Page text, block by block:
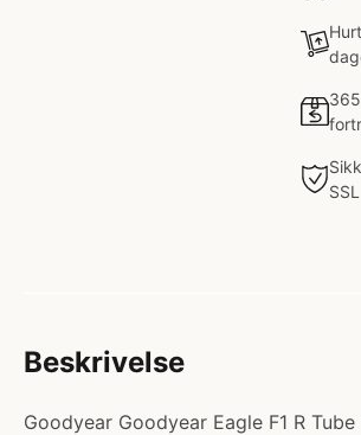
SSL
Beskrivelse
Goodyear Goodyear Eagle F1 R